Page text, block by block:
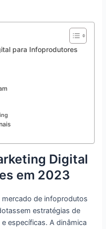
para Infoprodutores
Digital
em 2023
de infoprodutos
estratégias de
específicas. A dinâmica